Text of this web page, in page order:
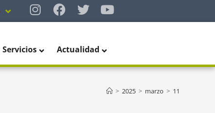
Servicios Actualidad
> 2025 > marzo > 11